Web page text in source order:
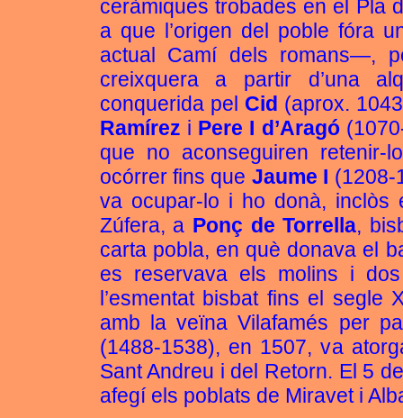
ceràmiques trobades en el Pla
a que l’origen del poble fóra
actual Camí dels romans—,
creixquera a partir d’una
conquerida pel Cid (aprox.
Ramírez i Pere I d’Aragó
que no aconseguiren
ocórrer fins que Jaume I (1208-
va ocupar-lo i ho donà, inclòs
Zúfera, a Ponç de Torrella,
carta pobla, en què donava el
es reservava els molins i
l’esmentat bisbat fins el segle
amb la veïna Vilafamés per
(1488-1538), en 1507, va
Sant Andreu i del Retorn. El 5
afegí els poblats de Miravet i